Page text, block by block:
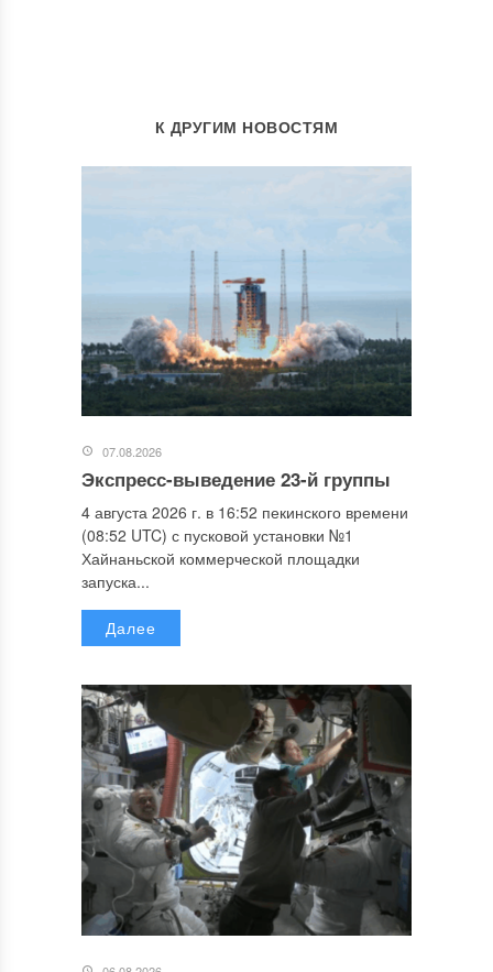
К ДРУГИМ НОВОСТЯМ
07.08.2026
Экспресс-выведение 23-й группы
4 августа 2026 г. в 16:52 пекинского времени
(08:52 UTC) с пусковой установки №1
Хайнаньской коммерческой площадки
запуска...
Далее